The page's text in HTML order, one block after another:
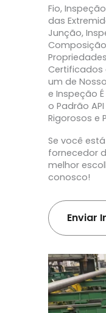
Fio,
das
Junção,
Certificados
um de
e Inspeção
o Padrão
Rigorosos e
Se você
fornecedor
melhor
conosco!
Enviar